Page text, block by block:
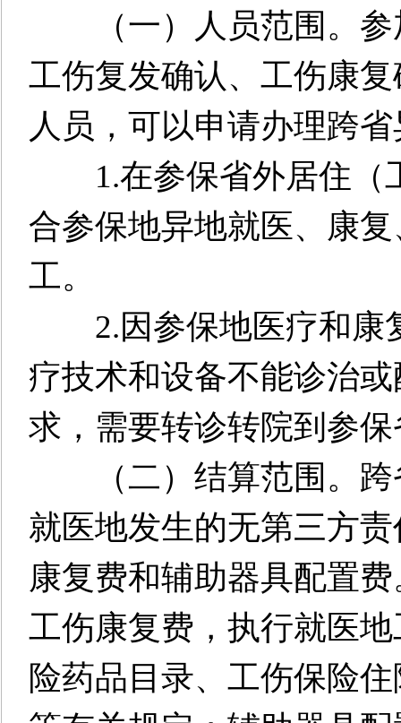
（一）人员范围。参
工伤复发确认、工伤康
人员，可以申请办理跨
1.在参保省外居住（
合参保地异地就医、康
工。
2.因参保地医疗和康
疗技术和设备不能诊治
求，需要转诊转院到参
（二）结算范围。跨
就医地发生的无第三方
康复费和辅助器具配置
工伤康复费，执行就医
险药品目录、工伤保险